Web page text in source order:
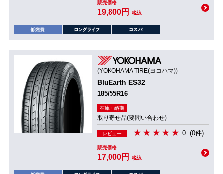
販売価格
19,800円 税込
(YOKOHAMA TIRE(ヨコハマ))
BluEarth ES32
185/55R16
在庫・納期
取り寄せ品(要問い合わせ)
レビュー 0 (0件)
販売価格
17,000円 税込